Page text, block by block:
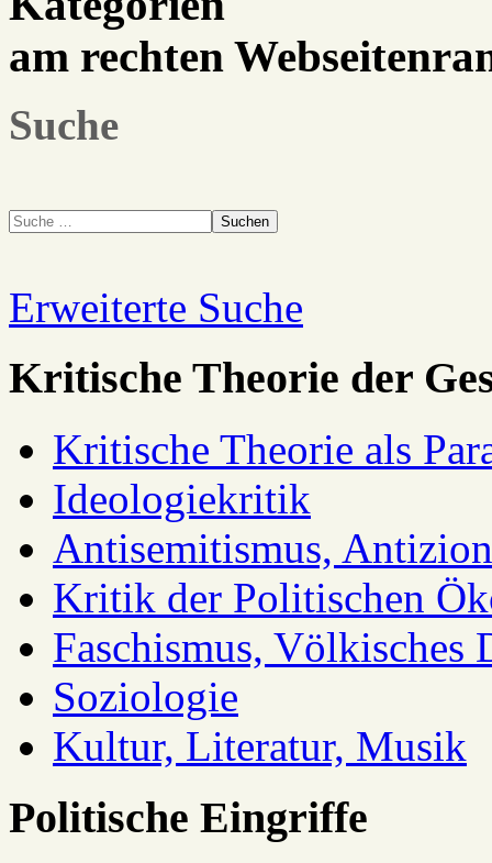
am rechten
Suche
Suchen
Erweiterte Suche
Kritische Theorie der
Kritische Theorie als
Ideologiekritik
Antisemitismus,
Kritik der Politischen
Faschismus, Völkisches
Soziologie
Kultur, Literatur, Musik
Politische Eingriffe